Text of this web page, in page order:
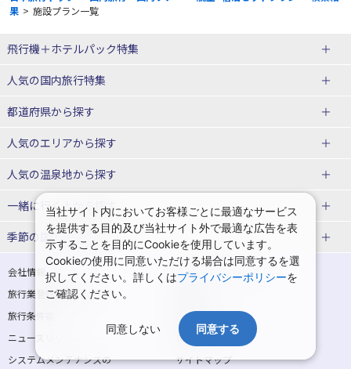
果 > 施設プラン一覧
飛行機＋ホテルパック特集
赤い風船ダイナミックパッケージ
ＪＡＬで行く飛行機+ホテルパック
人気の国内旅行特集
東京ディズニーリゾート®への旅
ユニバーサル・スタジオ・ジャパ
都道府県から探す
北海道旅行・ツアー
東北
青森旅行・ツアー
岩手旅行・ツアー
宮城旅行・ツアー
秋田旅行・ツアー
山形旅行・ツアー
福島旅行・ツアー
関東
東京旅行・ツアー
神奈川旅行・ツアー
人気のエリアから探す
函館旅行 札幌旅行
仙台旅行
那須旅行
日光旅行
小笠原旅行
大島旅行
人気の温泉地から探す
北海道
湯の川温泉(北海道)
定山渓温泉(北海道)
十勝川温泉(北海道)
阿寒湖温泉(北海道)
洞爺湖温泉(北海道)
層雲峡温泉(北海道)
知床温泉(北海道)
一緒に行く人から探す
一人旅 国内版
家族・子連れ旅行 国内版
カップル・夫婦旅行 国内版
女子旅 国内版
卒業旅行・学生旅行 国内版
季節の国内旅行特集
桜・お花見特集
ゴールデンウィーク（GW）の国内
旅行
夏休み・お盆の国内旅行
7月の国内旅行
8月の国内旅行
9月の国内旅行
10月の国内旅行
11月の国内旅行
会社情報
プライバシーポリシー
旅行業登録票・約款
旅行条件書
商標について
ニュースリリース
採用情報
システムメンテナンスの
サイトマップ
当社サイト内においてお客様ごとに最適なサービス
を提供する目的及び当社サイト外で最適な広告を表
示することを目的にCookieを使用しています。
Cookieの使用に同意いただける場合は同意するを選
択してください。詳しくはプライバシーポリシーを
ご確認ください。
同意しない 同意する